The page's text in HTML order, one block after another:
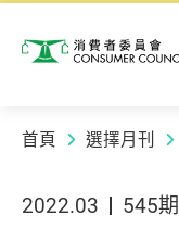
消費者委員會
首頁 選擇月刊
2022.03 545期